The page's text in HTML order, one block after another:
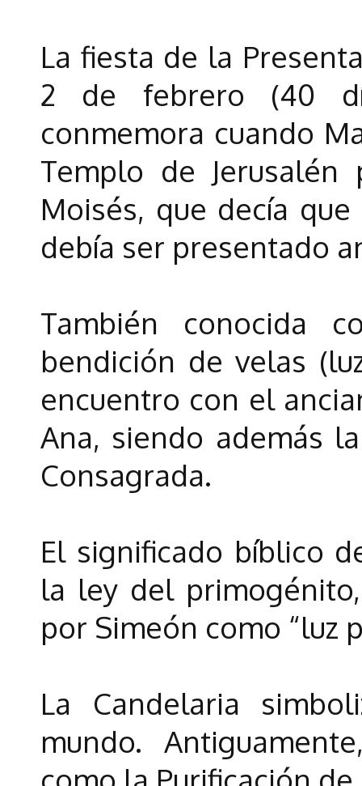
La fiesta de la
2 de febrero (40
conmemora cuando
Templo de
Moisés, que decía
debía ser presentado
También conocida
bendición de velas
encuentro con el
Ana, siendo además
Consagrada.
El significado bíblico
la ley del
por Simeón como “luz
La Candelaria
mundo.